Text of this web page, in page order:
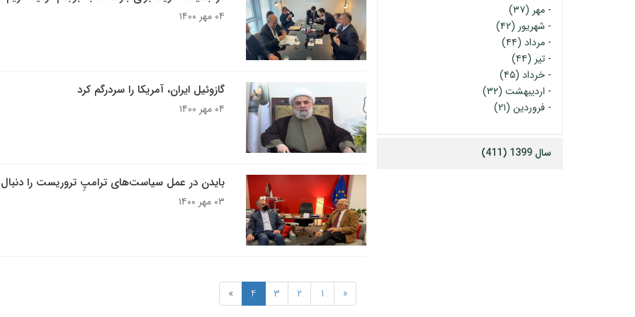
۰۴ مهر ۱۴۰۰
گازوئیل ایران، آمریکا را سردرگم کرد
۰۴ مهر ۱۴۰۰
بایدن در عمل سیاست‌های ترامپِ تروریست را
۰۳ مهر ۱۴۰۰
«
1
2
3
4
»
- مهر (۳۷)
- شهریور (۴۲)
- مرداد (۴۴)
- تیر (۴۴)
- خرداد (۴۵)
- اردیبهشت (۳۲)
- فروردین (۲۱)
سال 1399 (411)